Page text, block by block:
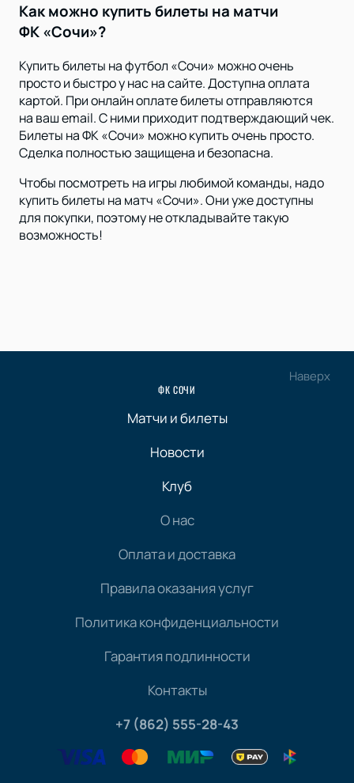
Как можно купить билеты на матчи
ФК «Сочи»?
Купить билеты на футбол «Сочи» можно очень
просто и быстро у нас на сайте. Доступна оплата
картой. При онлайн оплате билеты отправляются
на ваш email. С ними приходит подтверждающий чек.
Билеты на ФК «Сочи» можно купить очень просто.
Сделка полностью защищена и безопасна.
Чтобы посмотреть на игры любимой команды, надо
купить билеты на матч «Сочи». Они уже доступны
для покупки, поэтому не откладывайте такую
возможность!
Наверх
ФК СОЧИ
Матчи и билеты
Новости
Клуб
О нас
Оплата и доставка
Правила оказания услуг
Политика конфиденциальности
Гарантия подлинности
Контакты
+7 (862) 555-28-43